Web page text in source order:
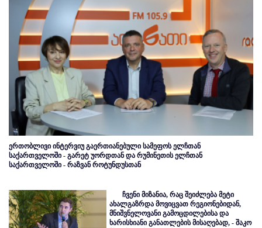
ერთობლივი ინტერვიუ გაერთიანებული სამეფოს ელჩთან
საქართველოში - გარეტ უორდთან და რუმინეთის ელჩთან
საქართველოში - რაზვან როტუნდუსთან
ჩვენი მიზანია, რაც შეიძლება მეტი
ახალგაზრდა მოვიცვათ რეგიონებიდან,
მნიშვნელოვანი გამოცდილებისა და
ხარისხიანი განათლების მისაღებად, - შაკო